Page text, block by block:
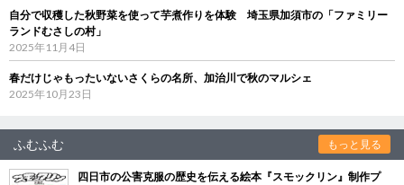
自分で収穫した秋野菜を使って芋煮作りを体験 埼玉県加須市の「ファミリー
ランドむさしの村」
2025年11月4日
春だけじゃもったいないさくらの名所、加治川で秋のマルシェ
2025年10月23日
ふむふむ もっと見る
四日市の公害克服の歴史を伝える絵本『スモックリン』制作プ